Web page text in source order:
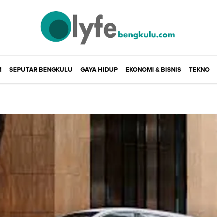
SEPUTAR BENGKULU GAYA HIDUP EKONOMI & BISNIS TEKNO